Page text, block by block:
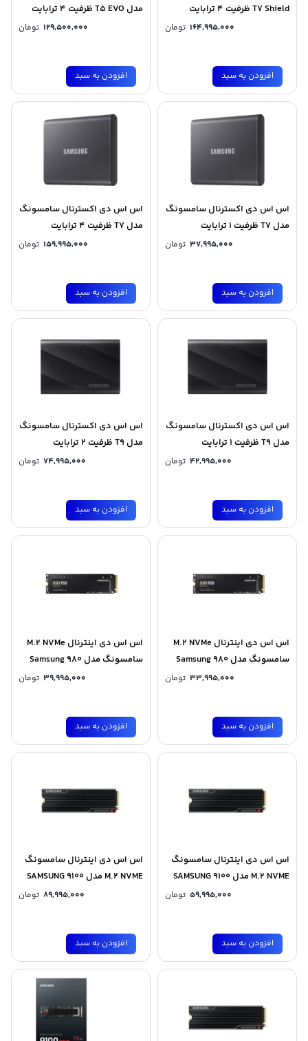
T7 Shield ظرفیت 4 ترابایت
164,995,000 تومان
افزودن به سبد
مدل T5 EVO ظرفیت 4 ترابایت
129,500,000 تومان
افزودن به سبد
اس اس دی اکسترنال سامسونگ
مدل T7 ظرفیت 1 ترابایت
37,995,000 تومان
افزودن به سبد
اس اس دی اکسترنال سامسونگ
مدل T7 ظرفیت 4 ترابایت
159,995,000 تومان
افزودن به سبد
اس اس دی اکسترنال سامسونگ
مدل T9 ظرفیت 1 ترابایت
42,995,000 تومان
افزودن به سبد
اس اس دی اکسترنال سامسونگ
مدل T9 ظرفیت 2 ترابایت
74,995,000 تومان
افزودن به سبد
اس اس دی اینترنال M.2 NVMe
سامسونگ مدل Samsung 980
33,995,000 تومان
افزودن به سبد
اس اس دی اینترنال M.2 NVMe
سامسونگ مدل Samsung 980
39,995,000 تومان
افزودن به سبد
اس اس دی اینترنال سامسونگ
M.2 NVME مدل SAMSUNG 9100
59,995,000 تومان
افزودن به سبد
اس اس دی اینترنال سامسونگ
M.2 NVME مدل SAMSUNG 9100
89,995,000 تومان
افزودن به سبد